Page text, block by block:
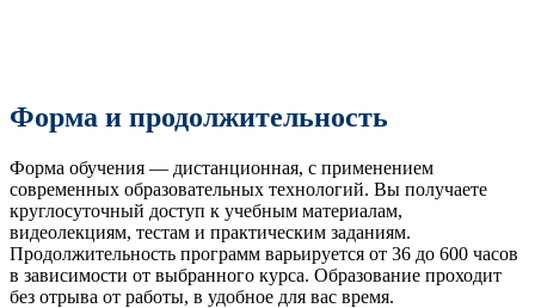
Форма и продолжительность
Форма обучения — дистанционная, с применением
современных образовательных технологий. Вы получаете
круглосуточный доступ к учебным материалам,
видеолекциям, тестам и практическим заданиям.
Продолжительность программ варьируется от 36 до 600 часов
в зависимости от выбранного курса. Образование проходит
без отрыва от работы, в удобное для вас время.